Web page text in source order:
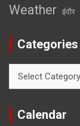
Weather इंदौर
Categories
Calendar